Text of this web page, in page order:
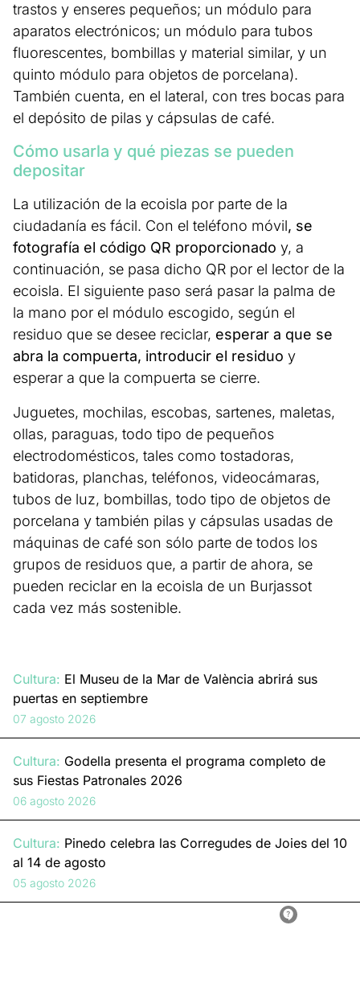
trastos y enseres pequeños; un módulo para
aparatos electrónicos; un módulo para tubos
fluorescentes, bombillas y material similar, y un
quinto módulo para objetos de porcelana).
También cuenta, en el lateral, con tres bocas para
el depósito de pilas y cápsulas de café.
Cómo usarla y qué piezas se pueden
depositar
La utilización de la ecoisla por parte de la
ciudadanía es fácil. Con el teléfono móvil, se
fotografía el código QR proporcionado y, a
continuación, se pasa dicho QR por el lector de la
ecoisla. El siguiente paso será pasar la palma de
la mano por el módulo escogido, según el
residuo que se desee reciclar, esperar a que se
abra la compuerta, introducir el residuo y
esperar a que la compuerta se cierre.
Juguetes, mochilas, escobas, sartenes, maletas,
ollas, paraguas, todo tipo de pequeños
electrodomésticos, tales como tostadoras,
batidoras, planchas, teléfonos, videocámaras,
tubos de luz, bombillas, todo tipo de objetos de
porcelana y también pilas y cápsulas usadas de
máquinas de café son sólo parte de todos los
grupos de residuos que, a partir de ahora, se
pueden reciclar en la ecoisla de un Burjassot
cada vez más sostenible.
Cultura: El Museu de la Mar de València abrirá sus
puertas en septiembre
07 agosto 2026
Cultura: Godella presenta el programa completo de
sus Fiestas Patronales 2026
06 agosto 2026
Cultura: Pinedo celebra las Corregudes de Joies del 10
al 14 de agosto
05 agosto 2026